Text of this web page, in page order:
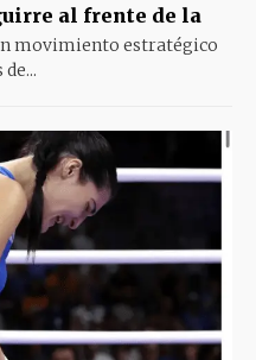
al frente de la
movimiento estratégico